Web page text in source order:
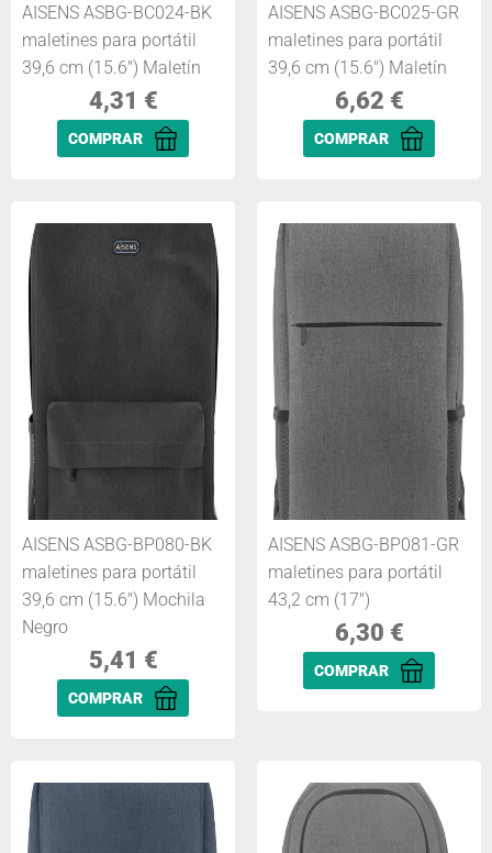
AISENS ASBG-BC024-BK
maletines para portátil
39,6 cm (15.6") Maletín
4,31 €
COMPRAR
AISENS ASBG-BC025-GR
maletines para portátil
39,6 cm (15.6") Maletín
6,62 €
COMPRAR
AISENS ASBG-BP080-BK
maletines para portátil
39,6 cm (15.6") Mochila
Negro
5,41 €
COMPRAR
AISENS ASBG-BP081-GR
maletines para portátil
43,2 cm (17")
6,30 €
COMPRAR